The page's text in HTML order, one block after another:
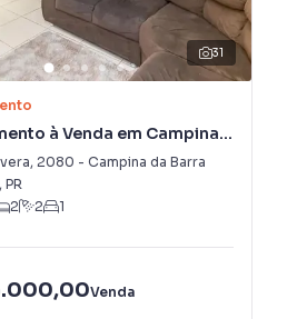
31
à Venda em Campina
, 2080 - Campina da Barra
, PR
2 2 1
Venda